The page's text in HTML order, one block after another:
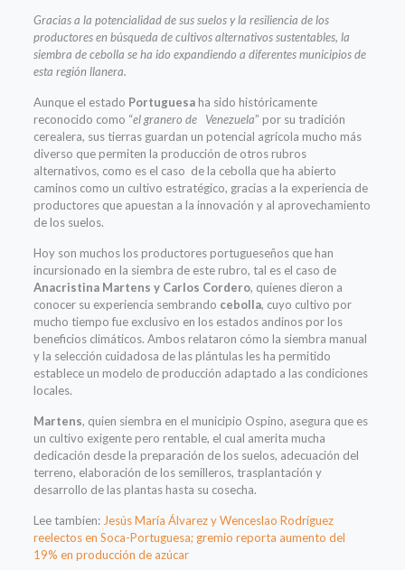
Gracias a la potencialidad de sus suelos y la resiliencia de los
productores en búsqueda de cultivos alternativos sustentables, la
siembra de cebolla se ha ido expandiendo a diferentes municipios de
esta región llanera.
Aunque el estado Portuguesaha sido históricamente
reconocido como “el granero de Venezuela” por su tradición
cerealera, sus tierras guardan un potencial agrícola mucho más
diverso que permiten la producción de otros rubros
alternativos, como es el caso de la cebolla que ha abierto
caminos como un cultivo estratégico, gracias a la experiencia de
productores que apuestan a la innovación y al aprovechamiento
de los suelos.
Hoy son muchos los productores portugueseños que han
incursionado en la siembra de este rubro, tal es el caso de
Anacristina Martens y Carlos Cordero, quienes dieron a
conocer su experiencia sembrando cebolla, cuyo cultivo por
mucho tiempo fue exclusivo en los estados andinos por los
beneficios climáticos. Ambos relataron cómo la siembra manual
y la selección cuidadosa de las plántulas les ha permitido
establece un modelo de producción adaptado a las condiciones
locales.
Martens, quien siembra en el municipio Ospino, asegura que es
un cultivo exigente pero rentable, el cual amerita mucha
dedicación desde la preparación de los suelos, adecuación del
terreno, elaboración de los semilleros, trasplantación y
desarrollo de las plantas hasta su cosecha.
Lee tambien: Jesús María Álvarez y Wenceslao Rodríguez
reelectos en Soca-Portuguesa; gremio reporta aumento del
19% en producción de azúcar